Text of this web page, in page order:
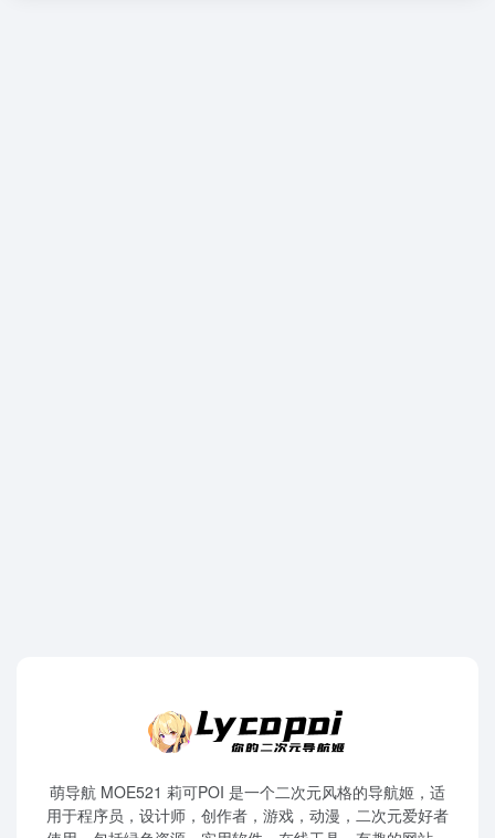
萌导航 MOE521 莉可POI 是一个二次元风格的导航姬，适
用于程序员，设计师，创作者，游戏，动漫，二次元爱好者